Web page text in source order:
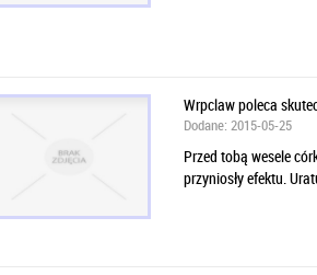
Wrpclaw poleca
Dodane: 2015-05-25
Przed tobą wesele
przyniosły efektu.